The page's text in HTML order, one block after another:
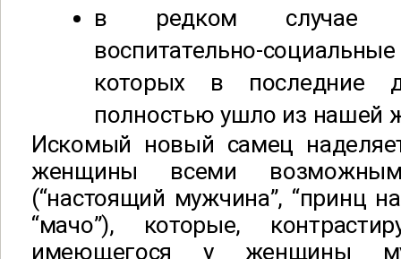
в редком случае
воспитательно-
которых в последние
полностью ушло из нашей
Искомый новый самец
женщины всеми
(“настоящий мужчина”, “принц
“мачо”), которые,
имеющегося у женщины